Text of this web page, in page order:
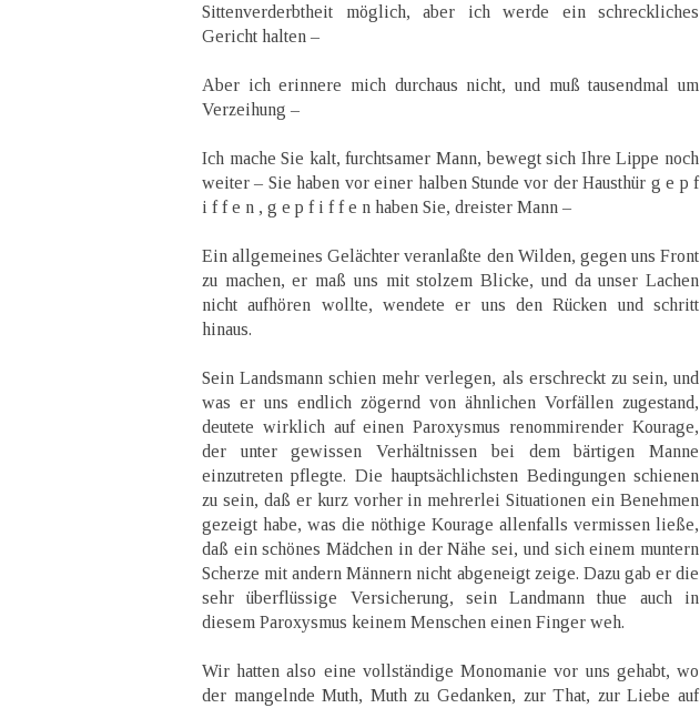
Sittenverderbtheit möglich, aber ich werde ein schreckliches
Gericht halten –
Aber ich erinnere mich durchaus nicht, und muß tausendmal um
Verzeihung –
Ich mache Sie kalt, furchtsamer Mann, bewegt sich Ihre Lippe noch
weiter – Sie haben vor einer halben Stunde vor der Hausthür g e p f
i f f e n , g e p f i f f e n haben Sie, dreister Mann –
Ein allgemeines Gelächter veranlaßte den Wilden, gegen uns Front
zu machen, er maß uns mit stolzem Blicke, und da unser Lachen
nicht aufhören wollte, wendete er uns den Rücken und schritt
hinaus.
Sein Landsmann schien mehr verlegen, als erschreckt zu sein, und
was er uns endlich zögernd von ähnlichen Vorfällen zugestand,
deutete wirklich auf einen Paroxysmus renommirender Kourage,
der unter gewissen Verhältnissen bei dem bärtigen Manne
einzutreten pflegte. Die hauptsächlichsten Bedingungen schienen
zu sein, daß er kurz vorher in mehrerlei Situationen ein Benehmen
gezeigt habe, was die nöthige Kourage allenfalls vermissen ließe,
daß ein schönes Mädchen in der Nähe sei, und sich einem muntern
Scherze mit andern Männern nicht abgeneigt zeige. Dazu gab er die
sehr überflüssige Versicherung, sein Landmann thue auch in
diesem Paroxysmus keinem Menschen einen Finger weh.
Wir hatten also eine vollständige Monomanie vor uns gehabt, wo
der mangelnde Muth, Muth zu Gedanken, zur That, zur Liebe auf